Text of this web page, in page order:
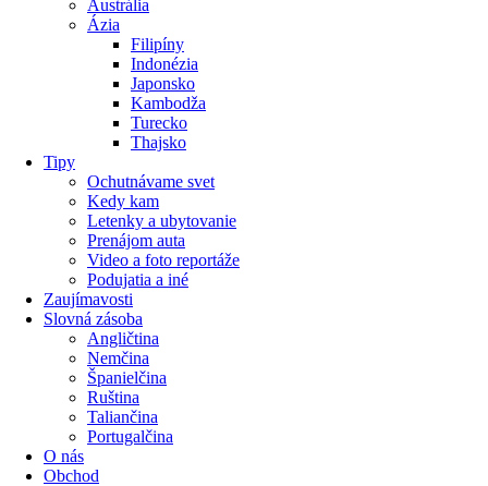
Austrália
Ázia
Filipíny
Indonézia
Japonsko
Kambodža
Turecko
Thajsko
Tipy
Ochutnávame svet
Kedy kam
Letenky a ubytovanie
Prenájom auta
Video a foto reportáže
Podujatia a iné
Zaujímavosti
Slovná zásoba
Angličtina
Nemčina
Španielčina
Ruština
Taliančina
Portugalčina
O nás
Obchod